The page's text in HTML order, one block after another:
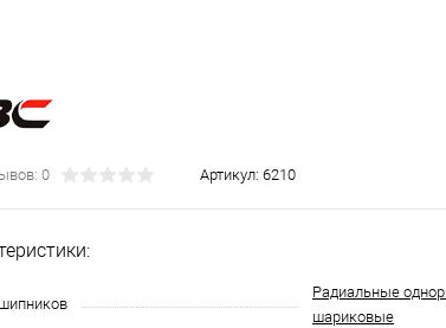
0 Артикул: 6210
Радиальные
шариковые